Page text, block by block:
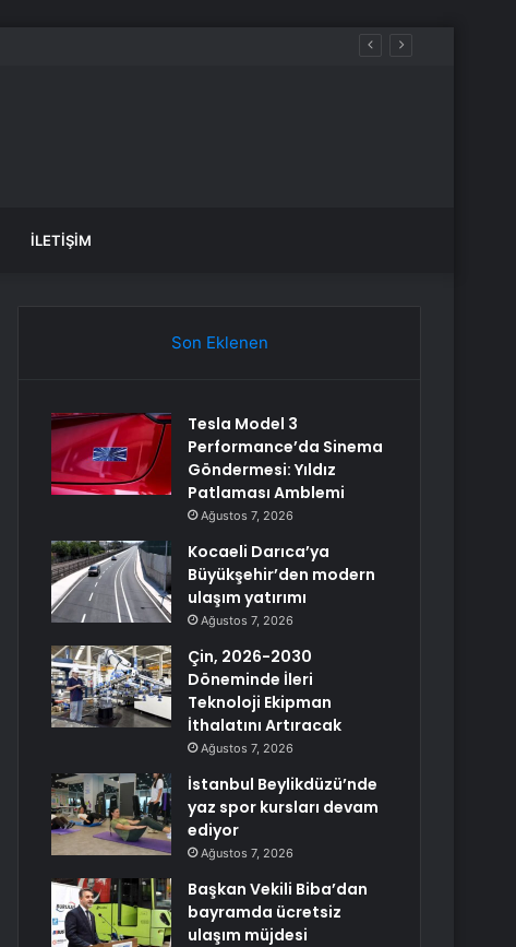
İLETIŞIM
Son Eklenen
Tesla Model 3
Performance’da Sinema
Göndermesi: Yıldız
Patlaması Amblemi
Ağustos 7, 2026
Kocaeli Darıca’ya
Büyükşehir’den modern
ulaşım yatırımı
Ağustos 7, 2026
Çin, 2026-2030
Döneminde İleri
Teknoloji Ekipman
İthalatını Artıracak
Ağustos 7, 2026
İstanbul Beylikdüzü’nde
yaz spor kursları devam
ediyor
Ağustos 7, 2026
Başkan Vekili Biba’dan
bayramda ücretsiz
ulaşım müjdesi